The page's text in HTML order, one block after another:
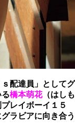
配達員」としてグ
橋本萌花（はしも
レイボーイ１５
ラビアに向き合う